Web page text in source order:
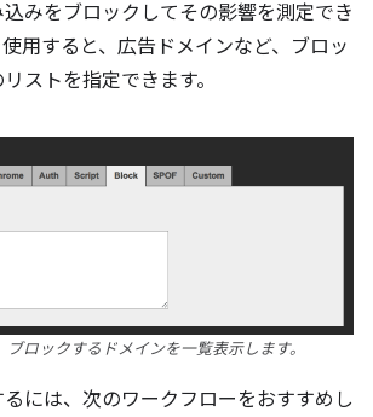
みをブロックしてその影響を測定でき
用すると、広告ドメインなど、ブロッ
ストを指定できます。
ブロックするドメインを一覧表示します。
には、次のワークフローをおすすめし